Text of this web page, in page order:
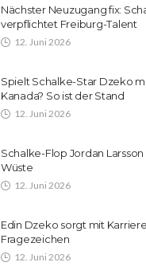
Nächster Neuzugang fix:
verpflichtet Freiburg-Talent
12. Juni 2026
Spielt Schalke-Star Dzeko
Kanada? So ist der Stand
12. Juni 2026
Schalke-Flop Jordan
Wüste
12. Juni 2026
Edin Dzeko sorgt mit
Fragezeichen
12. Juni 2026